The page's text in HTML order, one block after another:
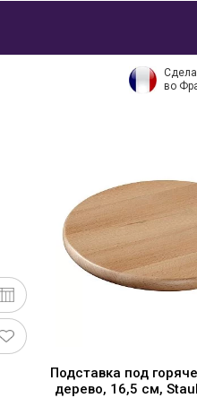
во
Подставка под
дерево, 16,5 см,